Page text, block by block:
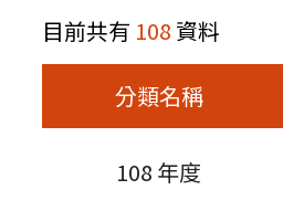
目前共有 108 資料
分類名稱
108 年度